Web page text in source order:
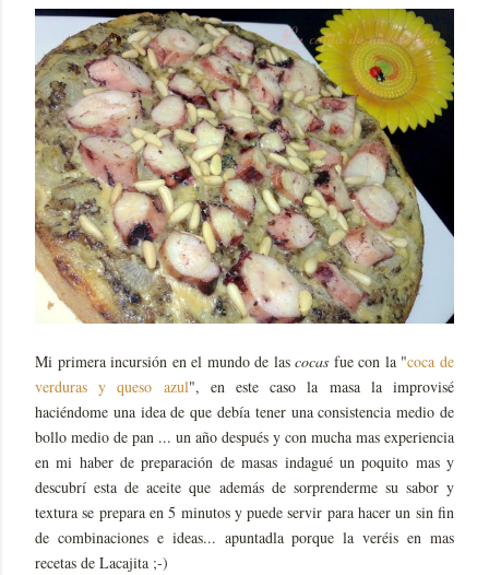
Mi primera incursión en el mundo de lascocas fue con la "coca de
verduras y queso azul", en este caso la masa la improvisé
haciéndome una idea de que debía tener una consistencia medio de
bollo medio de pan ... un año después y con mucha mas experiencia
en mi haber de preparación de masas indagué un poquito mas y
descubrí esta de aceite que además de sorprenderme su sabor y
textura se prepara en 5 minutos y puede servir para hacer un sin fin
de combinaciones e ideas... apuntadla porque la veréis en mas
recetas de Lacajita ;-)